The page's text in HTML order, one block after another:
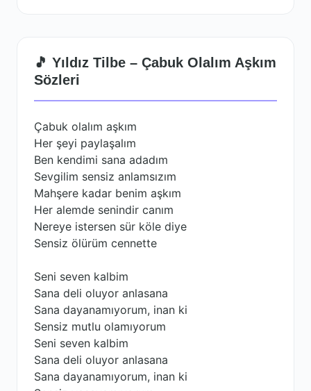
🎵 Yıldız Tilbe – Çabuk Olalım Aşkım
Sözleri
Çabuk olalım aşkım
Her şeyi paylaşalım
Ben kendimi sana adadım
Sevgilim sensiz anlamsızım
Mahşere kadar benim aşkım
Her alemde senindir canım
Nereye istersen sür köle diye
Sensiz ölürüm cennette
Seni seven kalbim
Sana deli oluyor anlasana
Sana dayanamıyorum, inan ki
Sensiz mutlu olamıyorum
Seni seven kalbim
Sana deli oluyor anlasana
Sana dayanamıyorum, inan ki